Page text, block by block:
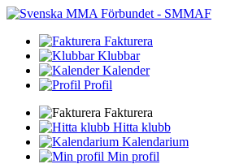
Fakturera
Klubbar
Kalender
Profil
Fakturera
Hitta klubb
Kalendarium
Min profil